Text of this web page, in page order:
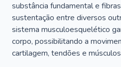
substância fundamental e
sustentação entre diversos
sistema musculoesquelético
corpo, possibilitando a
cartilagem, tendões e